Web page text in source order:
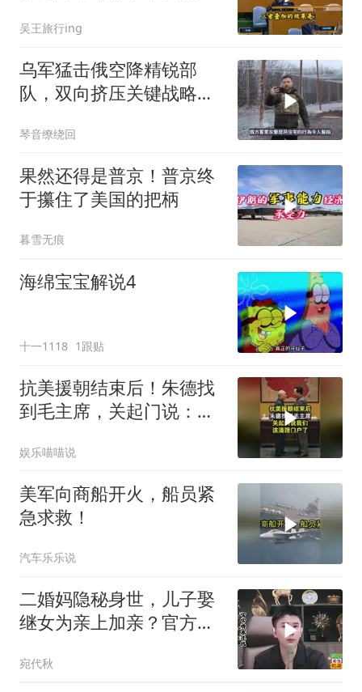
吴王旅行ing
乌军猛击俄空降精锐部
队，双向挤压关键战略支
琴音缭绕回
果然还得是普京！普京终
于攥住了美国的把柄
暮雪无痕
海绵宝宝解说4
十一1118 1跟贴
抗美援朝结束后！朱德找
到毛主席，关起门说：我
娱乐喵喵说
美军向商船开火，船员紧
急求救！
汽车乐乐说
二婚妈隐秘身世，儿子娶
继女为亲上加亲？官方怒
宛代秋